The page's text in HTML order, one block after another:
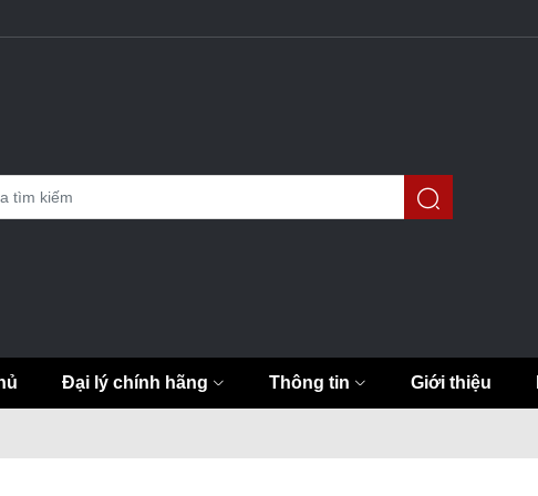
Đại lý chính hãng Thông tin Giới thiệu